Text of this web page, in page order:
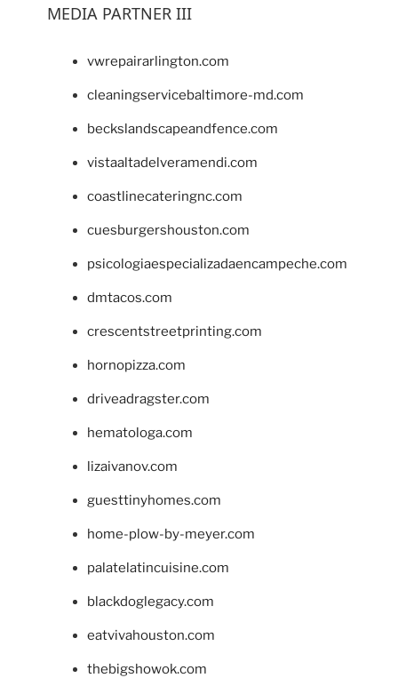
MEDIA PARTNER III
vwrepairarlington.com
cleaningservicebaltimore-md.com
beckslandscapeandfence.com
vistaaltadelveramendi.com
coastlinecateringnc.com
cuesburgershouston.com
psicologiaespecializadaencampeche.com
dmtacos.com
crescentstreetprinting.com
hornopizza.com
driveadragster.com
hematologa.com
lizaivanov.com
guesttinyhomes.com
home-plow-by-meyer.com
palatelatincuisine.com
blackdoglegacy.com
eatvivahouston.com
thebigshowok.com